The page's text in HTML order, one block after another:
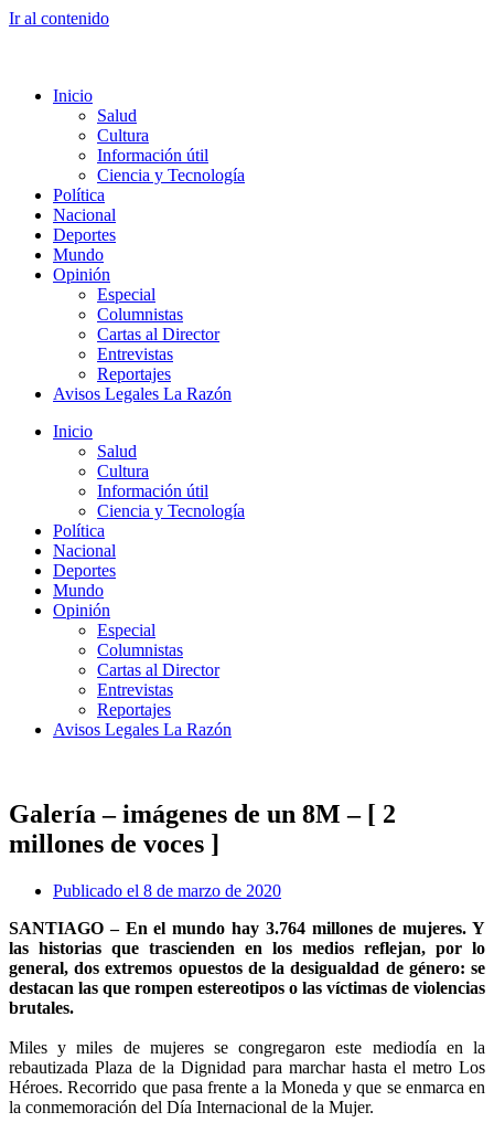
Ir al contenido
Inicio
Salud
Cultura
Información útil
Ciencia y Tecnología
Política
Nacional
Deportes
Mundo
Opinión
Especial
Columnistas
Cartas al Director
Entrevistas
Reportajes
Avisos Legales La Razón
Inicio
Salud
Cultura
Información útil
Ciencia y Tecnología
Política
Nacional
Deportes
Mundo
Opinión
Especial
Columnistas
Cartas al Director
Entrevistas
Reportajes
Avisos Legales La Razón
Galería – imágenes de un 8M – [ 2
millones de voces ]
Publicado el 8 de marzo de 2020
SANTIAGO – En el mundo hay 3.764 millones de mujeres. Y
las historias que trascienden en los medios reflejan, por lo
general, dos extremos opuestos de la desigualdad de género: se
destacan las que rompen estereotipos o las víctimas de violencias
brutales.
Miles y miles de mujeres se congregaron este mediodía en la
rebautizada Plaza de la Dignidad para marchar hasta el metro Los
Héroes. Recorrido que pasa frente a la Moneda y que se enmarca en
la conmemoración del Día Internacional de la Mujer.